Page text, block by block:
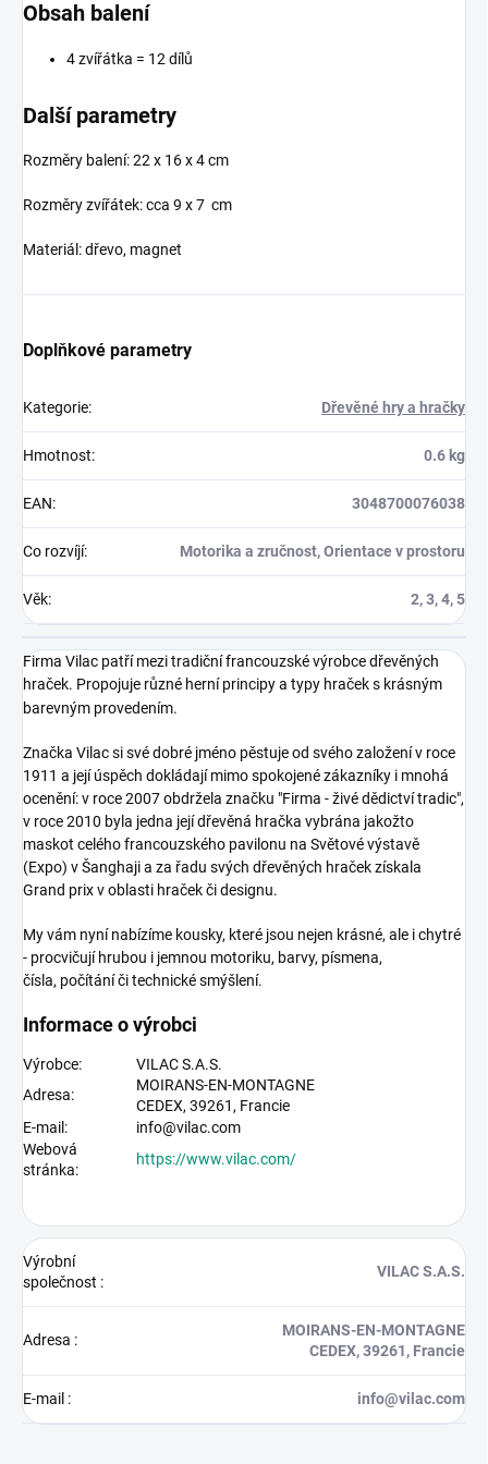
Obsah balení
4 zvířátka = 12 dílů
Další parametry
Rozměry balení: 22 x 16 x 4 cm
Rozměry zvířátek: cca 9 x 7 cm
Materiál: dřevo, magnet
Doplňkové parametry
Kategorie: Dřevěné hry a hračky
Hmotnost: 0.6 kg
EAN: 3048700076038
Co rozvíjí: Motorika a zručnost, Orientace v prostoru
Věk: 2, 3, 4, 5
Firma Vilac patří mezi tradiční francouzské výrobce dřevěných
hraček. Propojuje různé herní principy a typy hraček s krásným
barevným provedením.
Značka Vilac si své dobré jméno pěstuje od svého založení v roce
1911 a její úspěch dokládají mimo spokojené zákazníky i mnohá
ocenění: v roce 2007 obdržela značku "Firma - živé dědictví tradic",
v roce 2010 byla jedna její dřevěná hračka vybrána jakožto
maskot celého francouzského pavilonu na Světové výstavě
(Expo) v Šanghaji a za řadu svých dřevěných hraček získala
Grand prix v oblasti hraček či designu.
My vám nyní nabízíme kousky, které jsou nejen krásné, ale i chytré
- procvičují hrubou i jemnou motoriku, barvy, písmena,
čísla, počítání či technické smýšlení.
Informace o výrobci
Výrobce:
VILAC S.A.S.
Adresa:
MOIRANS-EN-MONTAGNE
CEDEX, 39261, Francie
E-mail:
info@vilac.com
Webová
stránka:
https://www.vilac.com/
Výrobní
společnost :
VILAC S.A.S.
Adresa :
MOIRANS-EN-MONTAGNE
CEDEX, 39261, Francie
E-mail : info@vilac.com